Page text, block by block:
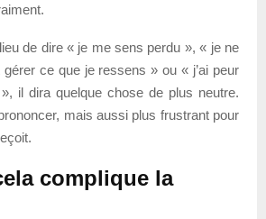
de dire « je me sens perdu », « je ne
ce que je ressens » ou « j’ai peur
il dira quelque chose de plus neutre.
mais aussi plus frustrant pour
complique la